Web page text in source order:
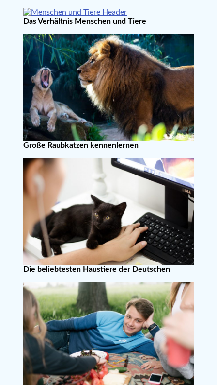
Das Verhältnis Menschen und Tiere
Große Raubkatzen kennenlernen
Die beliebtesten Haustiere der Deutschen